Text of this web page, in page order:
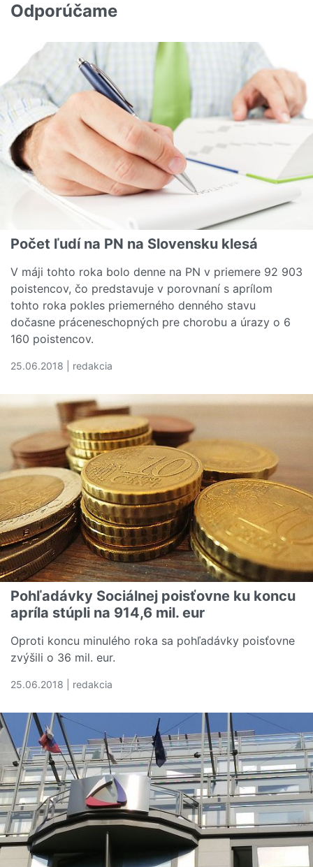
Odporúčame
Počet ľudí na PN na Slovensku klesá
V máji tohto roka bolo denne na PN v priemere 92 903
poistencov, čo predstavuje v porovnaní s aprílom
tohto roka pokles priemerného denného stavu
dočasne práceneschopných pre chorobu a úrazy o 6
160 poistencov.
25.06.2018 | redakcia
Pohľadávky Sociálnej poisťovne ku koncu
apríla stúpli na 914,6 mil. eur
Oproti koncu minulého roka sa pohľadávky poisťovne
zvýšili o 36 mil. eur.
25.06.2018 | redakcia